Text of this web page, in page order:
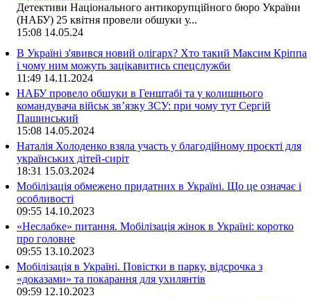
Детективи Національного антикорупційного бюро України
(НАБУ) 25 квітня провели обшуки у...
15:08 14.05.24
В Україні з'явився новий олігарх? Хто такий Максим Кріппа
і чому ним можуть зацікавитись спецслужби
11:49 14.11.2024
НАБУ провело обшуки в Генштабі та у колишнього
командувача військ зв’язку ЗСУ: при чому тут Сергій
Пашинський
15:08 14.05.2024
Наталія Холоденко взяла участь у благодійному проєкті для
українських дітей-сиріт
18:31 15.03.2024
Мобілізація обмежено придатних в Україні. Що це означає і
особливості
09:55 14.10.2023
«Неслабке» питання. Мобілізація жінок в Україні: коротко
про головне
09:55 13.10.2023
Мобілізація в Україні. Повістки в парку, відсрочка з
«доказами» та покарання для ухилянтів
09:59 12.10.2023